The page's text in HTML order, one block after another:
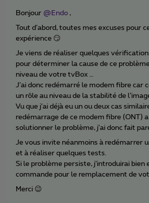
Bonjour @Endo ,
Tout d’abord, toutes mes excuses pour
expérience 😏
Je viens de réaliser quelques
pour déterminer la cause de ce
niveau de votre tvBox …
J’ai donc redémarré le modem fibre car
un rôle au niveau de la stabilité de
Vu que j’ai déjà eu un ou deux cas
redémarrage de ce modem fibre (ONT)
solutionner le problème, j’ai donc fait
Je vous invite néanmoins à redémarrer
et à réaliser quelques tests.
Si le problème persiste, j’introduirai bien
commande pour le remplacement de
Merci 😉